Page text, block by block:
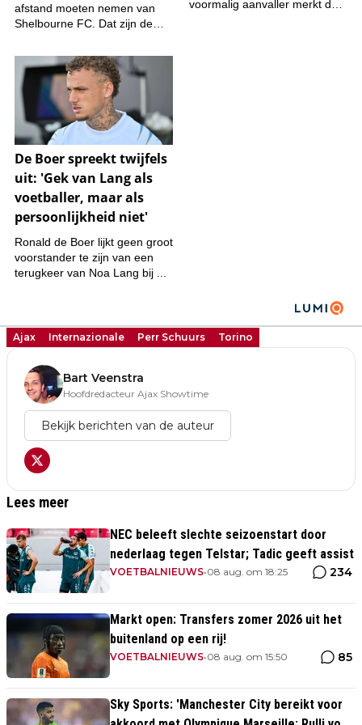
Ajax Internazionale Perr Schuurs Torino
Bart Veenstra
Hoofdredacteur Ajax Showtime
Bekijk berichten van de auteur
Lees meer
NEC beleeft slechte seizoenstart door
nederlaag tegen Telstar; Tadic geeft assist
VOETBALNIEUWS•08 aug. om 18:25 234
Markt open: Transfers zomer 2026 uit het
buitenland op een rij!
VOETBALNIEUWS•08 aug. om 15:50 85
Sky Sports: 'Manchester City bereikt voor